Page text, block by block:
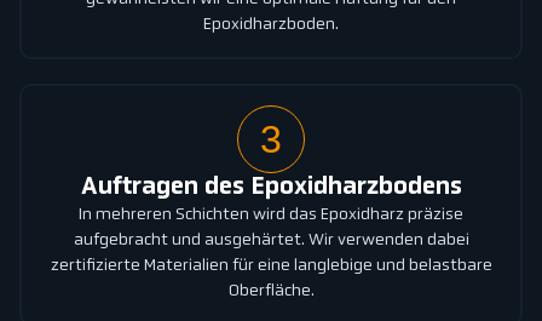
Epoxidharzboden.
3
Auftragen des Epoxidharzbodens
In mehreren Schichten wird das Epoxidharz präzise
aufgebracht und ausgehärtet. Wir verwenden dabei
zertifizierte Materialien für eine langlebige und belastbare
Oberfläche.